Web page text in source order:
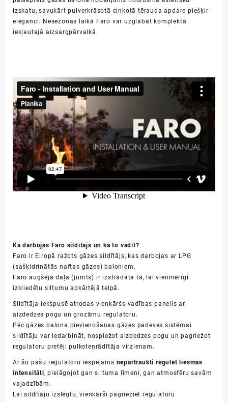
izskatu, savukārt pulverkrāsotā cinkotā tērauda apdare piešķir
eleganci. Nesezonas laikā Faro var uzglabāt komplektā
iekļautajā aizsargpārvalkā.
Kā darbojas Faro sildītājs un kā to vadīt?
Faro ir Eiropā ražots gāzes sildītājs, kas darbojas ar LPG
(sašķidrinātās naftas gāzes) baloniem.
Faro augšējā daļa (jumts) ir izstrādāta tā, lai vienmērīgi
izkliedētu siltumu apkārtējā telpā.
Sildītāja iekšpusē atrodas vienkāršs vadības panelis ar
aizdedzes pogu un grozāmu regulatoru.
Pēc gāzes balona pievienošanas gāzes padeves sistēmai
sildītāju var iedarbināt, nospiežot aizdedzes pogu un pagriežot
regulatoru pretēji pulksteņrādītāja virzienam.
Ar šo pašu regulatoru iespējams nepārtraukti regulēt liesmas
intensitāti, pielāgojot gan siltuma līmeni, gan atmosfēru savām
vajadzībām.
Lai sildītāju izslēgtu, vienkārši pagrieziet regulatoru